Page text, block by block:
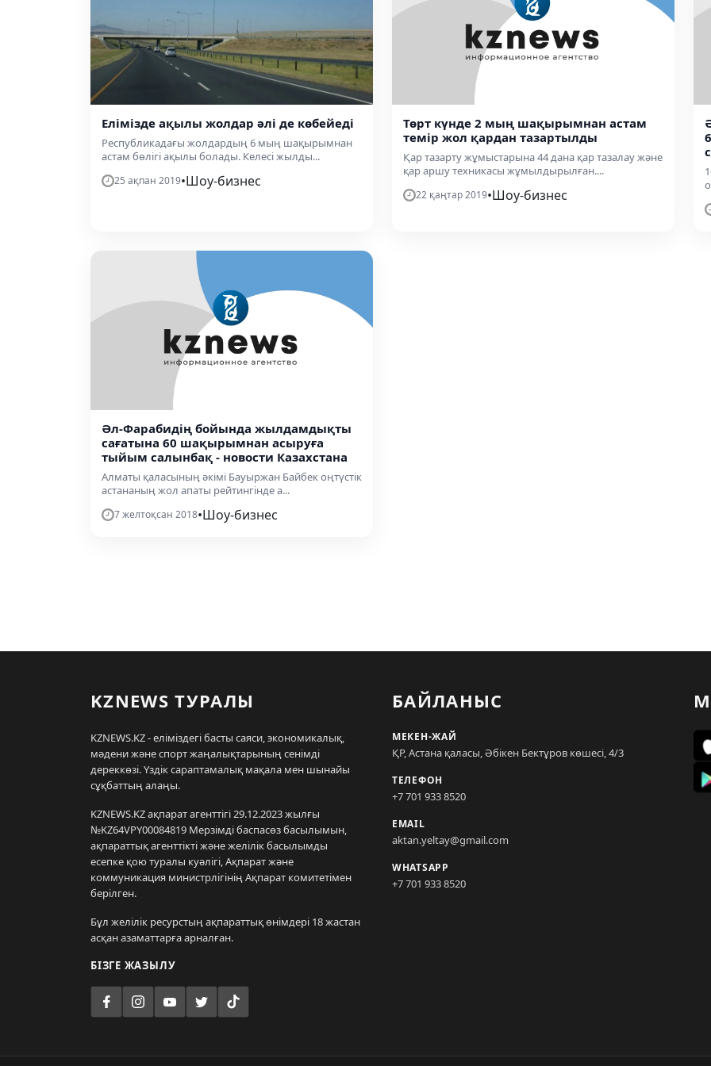
Елімізде ақылы жолдар әлі де көбейеді
Республикадағы жолдардың 6 мың шақырымнан
астам бөлігі ақылы болады. Келесі жылды...
25 ақпан 2019•Шоу-бизнес
Төрт күнде 2 мың шақырымнан астам
темір жол қардан тазартылды
Қар тазарту жұмыстарына 44 дана қар тазалау және
қар аршу техникасы жұмылдырылған....
22 қаңтар 2019•Шоу-бизнес
Әл-Фарабидің бойында жылдамдықты
сағатына 60 шақырымнан асыруға
тыйым салынбақ - новости Казахстана
Алматы қаласының әкімі Бауыржан Байбек оңтүстік
астананың жол апаты рейтингінде а...
7 желтоқсан 2018•Шоу-бизнес
KZNEWS ТУРАЛЫ
KZNEWS.KZ - еліміздегі басты саяси, экономикалық,
мәдени және спорт жаңалықтарының сенімді
дереккөзі. Үздік сараптамалық мақала мен шынайы
сұқбаттың алаңы.
KZNEWS.KZ ақпарат агенттігі 29.12.2023 жылғы
№KZ64VPY00084819 Мерзімді баспасөз басылымын,
ақпараттық агенттікті және желілік басылымды
есепке қою туралы куәлігі, Ақпарат және
коммуникация министрлігінің Ақпарат комитетімен
берілген.
Бұл желілік ресурстың ақпараттық өнімдері 18 жастан
асқан азаматтарға арналған.
БІЗГЕ ЖАЗЫЛУ
БАЙЛАНЫС
МЕКЕН-ЖАЙ
ҚР, Астана қаласы, Әбікен Бектұров көшесі, 4/3
ТЕЛЕФОН
+7 701 933 8520
EMAIL
aktan.yeltay@gmail.com
WHATSAPP
+7 701 933 8520